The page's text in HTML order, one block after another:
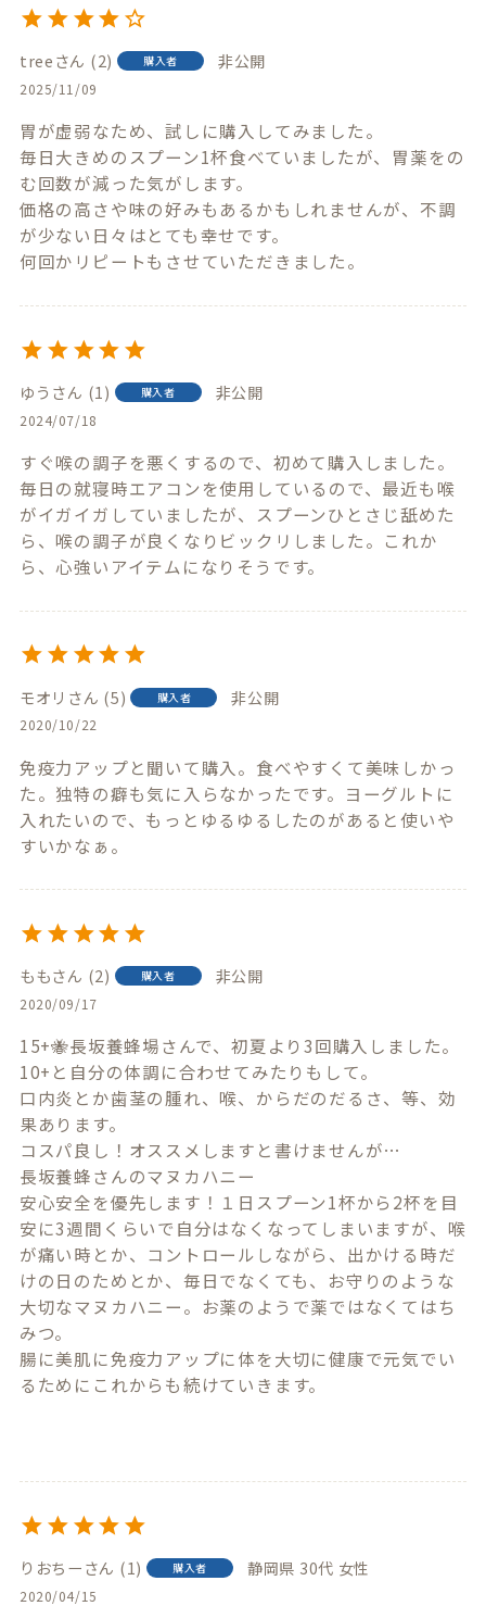
tree 2 購入者 非公開
2025/11/09
胃が虚弱なため、試しに購入してみました。
毎日大きめのスプーン1杯食べていましたが、胃薬をの
む回数が減った気がします。
価格の高さや味の好みもあるかもしれませんが、不調
が少ない日々はとても幸せです。
何回かリピートもさせていただきました。
ゆう 1 購入者 非公開
2024/07/18
すぐ喉の調子を悪くするので、初めて購入しました。
毎日の就寝時エアコンを使用しているので、最近も喉
がイガイガしていましたが、スプーンひとさじ舐めた
ら、喉の調子が良くなりビックリしました。これか
ら、心強いアイテムになりそうです。
モオリ 5 購入者 非公開
2020/10/22
免疫力アップと聞いて購入。食べやすくて美味しかっ
た。独特の癖も気に入らなかったです。ヨーグルトに
入れたいので、もっとゆるゆるしたのがあると使いや
すいかなぁ。
もも 2 購入者 非公開
2020/09/17
15+🐝長坂養蜂場さんで、初夏より3回購入しました。
10+と自分の体調に合わせてみたりもして。
口内炎とか歯茎の腫れ、喉、からだのだるさ、等、効
果あります。
コスパ良し！オススメしますと書けませんが…
長坂養蜂さんのマヌカハニー
安心安全を優先します！１日スプーン1杯から2杯を目
安に3週間くらいで自分はなくなってしまいますが、喉
が痛い時とか、コントロールしながら、出かける時だ
けの日のためとか、毎日でなくても、お守りのような
大切なマヌカハニー。お薬のようで薬ではなくてはち
みつ。
腸に美肌に免疫力アップに体を大切に健康で元気でい
るためにこれからも続けていきます。
りおちー 1 購入者 静岡県 30代 女性
2020/04/15